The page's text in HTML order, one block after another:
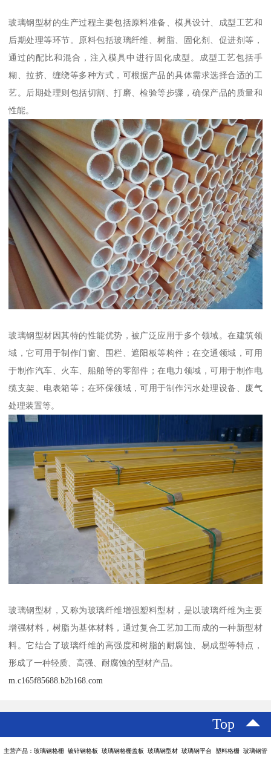
玻璃钢型材的生产过程主要包括原料准备、模具设计、成型工艺和
后期处理等环节。原料包括玻璃纤维、树脂、固化剂、促进剂等，
通过的配比和混合，注入模具中进行固化成型。成型工艺包括手
糊、拉挤、缠绕等多种方式，可根据产品的具体需求选择合适的工
艺。后期处理则包括切割、打磨、检验等步骤，确保产品的质量和
性能。
玻璃钢型材因其特的性能优势，被广泛应用于多个领域。在建筑领
域，它可用于制作门窗、围栏、遮阳板等构件；在交通领域，可用
于制作汽车、火车、船舶等的零部件；在电力领域，可用于制作电
缆支架、电表箱等；在环保领域，可用于制作污水处理设备、废气
处理装置等。
玻璃钢型材，又称为玻璃纤维增强塑料型材，是以玻璃纤维为主要
增强材料，树脂为基体材料，通过复合工艺加工而成的一种新型材
料。它结合了玻璃纤维的高强度和树脂的耐腐蚀、易成型等特点，
形成了一种轻质、高强、耐腐蚀的型材产品。
m.c165f85688.b2b168.com
Top
主营产品：玻璃钢格栅 镀锌钢格板 玻璃钢格栅盖板 玻璃钢型材 玻璃钢平台 塑料格栅 玻璃钢管